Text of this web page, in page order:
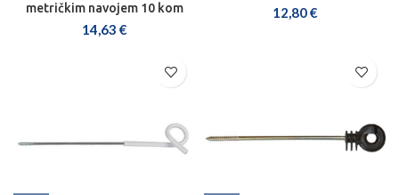
metričkim navojem 10 kom
14,63 €
12,80€